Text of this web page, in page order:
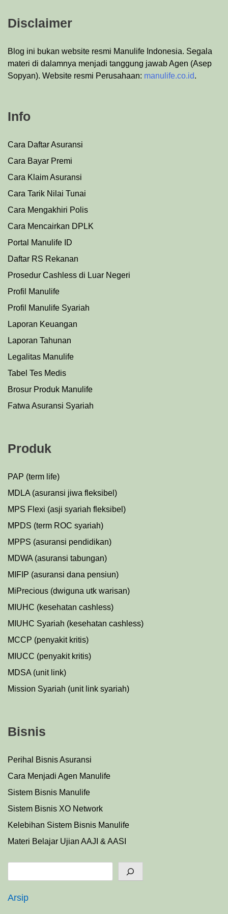
Disclaimer
Blog ini bukan website resmi Manulife Indonesia. Segala
materi di dalamnya menjadi tanggung jawab Agen (Asep
Sopyan). Website resmi Perusahaan: manulife.co.id.
Info
Cara Daftar Asuransi
Cara Bayar Premi
Cara Klaim Asuransi
Cara Tarik Nilai Tunai
Cara Mengakhiri Polis
Cara Mencairkan DPLK
Portal Manulife ID
Daftar RS Rekanan
Prosedur Cashless di Luar Negeri
Profil Manulife
Profil Manulife Syariah
Laporan Keuangan
Laporan Tahunan
Legalitas Manulife
Tabel Tes Medis
Brosur Produk Manulife
Fatwa Asuransi Syariah
Produk
PAP (term life)
MDLA (asuransi jiwa fleksibel)
MPS Flexi (asji syariah fleksibel)
MPDS (term ROC syariah)
MPPS (asuransi pendidikan)
MDWA (asuransi tabungan)
MIFIP (asuransi dana pensiun)
MiPrecious (dwiguna utk warisan)
MIUHC (kesehatan cashless)
MIUHC Syariah (kesehatan cashless)
MCCP (penyakit kritis)
MIUCC (penyakit kritis)
MDSA (unit link)
Mission Syariah (unit link syariah)
Bisnis
Perihal Bisnis Asuransi
Cara Menjadi Agen Manulife
Sistem Bisnis Manulife
Sistem Bisnis XO Network
Kelebihan Sistem Bisnis Manulife
Materi Belajar Ujian AAJI & AASI
Arsip